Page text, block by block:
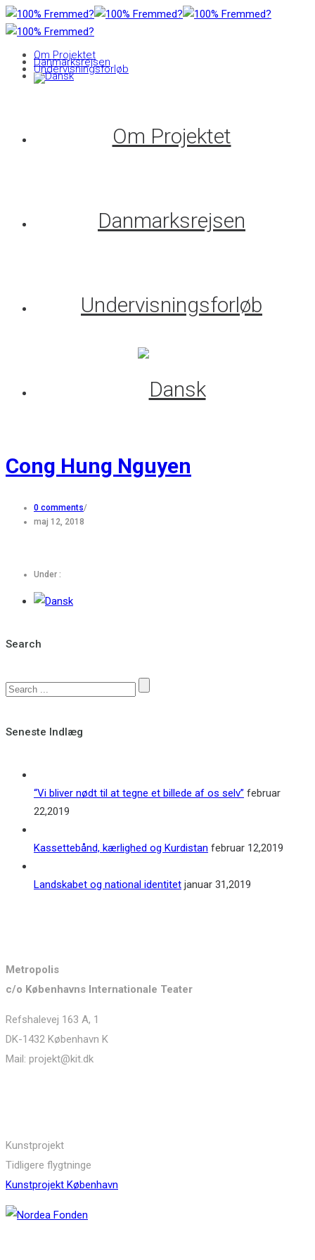
Om Projektet
Danmarksrejsen
Undervisningsforløb
Om Projektet
Danmarksrejsen
Undervisningsforløb
Cong Hung Nguyen
0 comments/
maj 12, 2018
Under :
Search
Seneste Indlæg
“Vi bliver nødt til at tegne et billede af os selv” februar
22,2019
Kassettebånd, kærlighed og Kurdistan februar 12,2019
Landskabet og national identitet januar 31,2019
Metropolis
c/o Københavns Internationale Teater
Refshalevej 163 A, 1
DK-1432 København K
Mail: projekt@kit.dk
Kunstprojekt
Tidligere flygtninge
Kunstprojekt København